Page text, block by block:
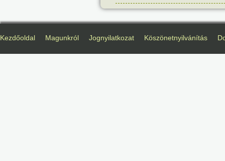
Kezdőoldal Magunkról Jognyilatkozat Köszönetnyilvánítás